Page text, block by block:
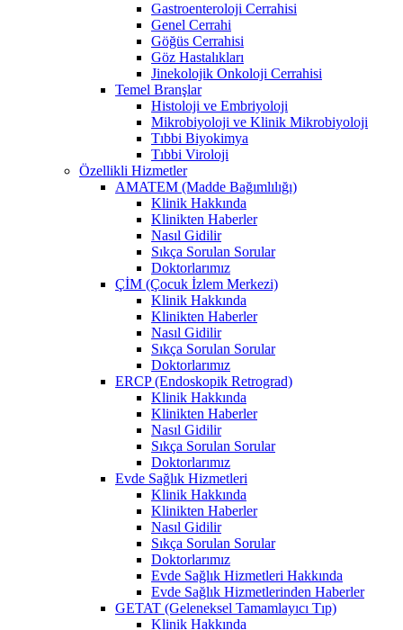
Gastroenteroloji Cerrahisi
Genel Cerrahi
Göğüs Cerrahisi
Göz Hastalıkları
Jinekolojik Onkoloji Cerrahisi
Temel Branşlar
Histoloji ve Embriyoloji
Mikrobiyoloji ve Klinik Mikrobiyoloji
Tıbbi Biyokimya
Tıbbi Viroloji
Özellikli Hizmetler
AMATEM (Madde Bağımlılığı)
Klinik Hakkında
Klinikten Haberler
Nasıl Gidilir
Sıkça Sorulan Sorular
Doktorlarımız
ÇİM (Çocuk İzlem Merkezi)
Klinik Hakkında
Klinikten Haberler
Nasıl Gidilir
Sıkça Sorulan Sorular
Doktorlarımız
ERCP (Endoskopik Retrograd)
Klinik Hakkında
Klinikten Haberler
Nasıl Gidilir
Sıkça Sorulan Sorular
Doktorlarımız
Evde Sağlık Hizmetleri
Klinik Hakkında
Klinikten Haberler
Nasıl Gidilir
Sıkça Sorulan Sorular
Doktorlarımız
Evde Sağlık Hizmetleri Hakkında
Evde Sağlık Hizmetlerinden Haberler
GETAT (Geleneksel Tamamlayıcı Tıp)
Klinik Hakkında